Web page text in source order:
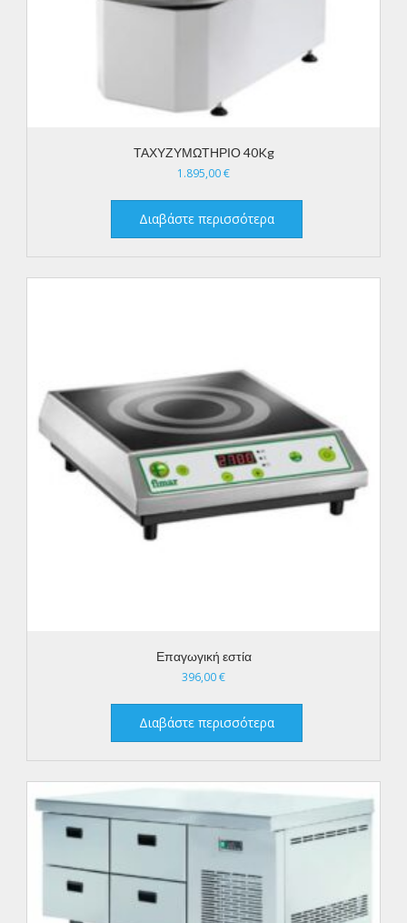
ΤΑΧΥΖΥΜΩΤΗΡΙΟ 40Kg
1.895,00€
Διαβάστε περισσότερα
Επαγωγική εστία
396,00€
Διαβάστε περισσότερα